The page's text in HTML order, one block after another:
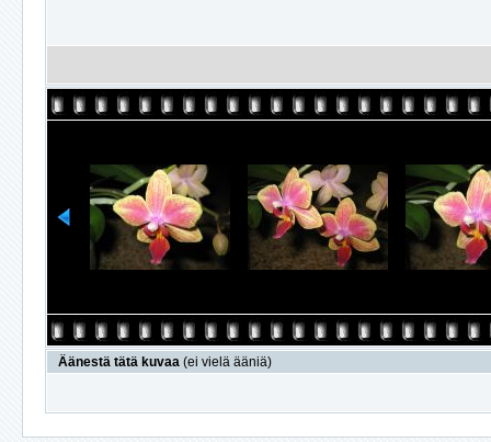
Äänestä tätä kuvaa (ei vielä ääniä)